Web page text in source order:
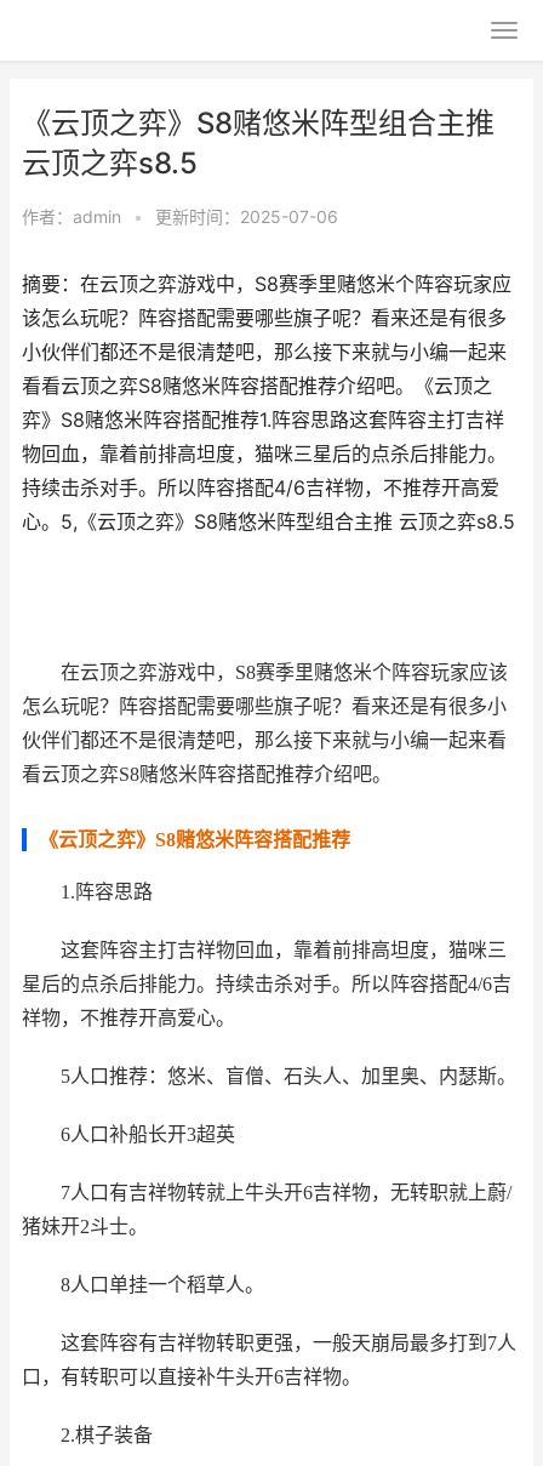
《云顶之弈》S8赌悠米阵型组合主推
云顶之弈s8.5
作者： admin • 更新时间：2025-07-06
摘要：在云顶之弈游戏中，S8赛季里赌悠米个阵容玩家应
该怎么玩呢？阵容搭配需要哪些旗子呢？看来还是有很多
小伙伴们都还不是很清楚吧，那么接下来就与小编一起来
看看云顶之弈S8赌悠米阵容搭配推荐介绍吧。《云顶之
弈》S8赌悠米阵容搭配推荐1.阵容思路这套阵容主打吉祥
物回血，靠着前排高坦度，猫咪三星后的点杀后排能力。
持续击杀对手。所以阵容搭配4/6吉祥物，不推荐开高爱
心。5,《云顶之弈》S8赌悠米阵型组合主推 云顶之弈s8.5
在云顶之弈游戏中，S8赛季里赌悠米个阵容玩家应该
怎么玩呢？阵容搭配需要哪些旗子呢？看来还是有很多小
伙伴们都还不是很清楚吧，那么接下来就与小编一起来看
看云顶之弈S8赌悠米阵容搭配推荐介绍吧。
《云顶之弈》S8赌悠米阵容搭配推荐
1.阵容思路
这套阵容主打吉祥物回血，靠着前排高坦度，猫咪三
星后的点杀后排能力。持续击杀对手。所以阵容搭配4/6吉
祥物，不推荐开高爱心。
5人口推荐：悠米、盲僧、石头人、加里奥、内瑟斯。
6人口补船长开3超英
7人口有吉祥物转就上牛头开6吉祥物，无转职就上蔚/
猪妹开2斗士。
8人口单挂一个稻草人。
这套阵容有吉祥物转职更强，一般天崩局最多打到7人
口，有转职可以直接补牛头开6吉祥物。
2.棋子装备